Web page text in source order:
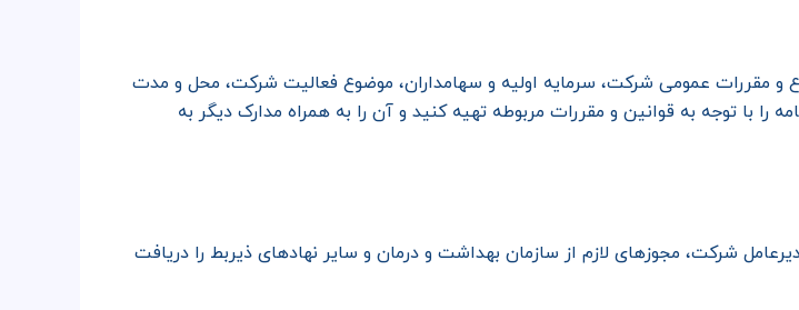
و مقررات عمومی شرکت، سرمایه اولیه و سهامداران، موضوع فعالیت شرکت، محل و مدت
با توجه به قوانین و مقررات مربوطه تهیه کنید و آن را به همراه مدارک دیگر به
شرکت، مجوزهای لازم از سازمان بهداشت و درمان و سایر نهادهای ذیربط را دریافت